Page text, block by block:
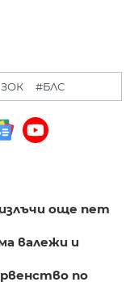
#БЛС
още пет
валежи и
по